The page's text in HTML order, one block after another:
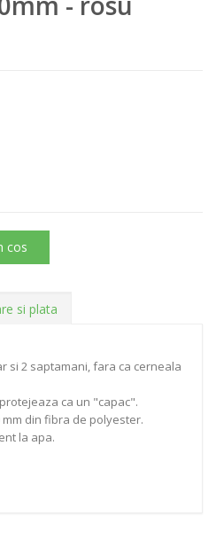
cos
si plata
si 2 saptamani, fara ca cerneala
ca un "capac".
din fibra de polyester.
la apa.